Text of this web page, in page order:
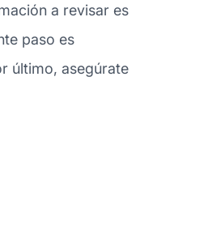
a revisar es
paso es
último, asegúrate